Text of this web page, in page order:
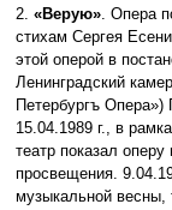
2. «Верую». Опера
стихам Сергея
этой оперой в
Ленинградский
Петербургъ
15.04.1989 г., в
театр показал
просвещения.
музыкальной весны,